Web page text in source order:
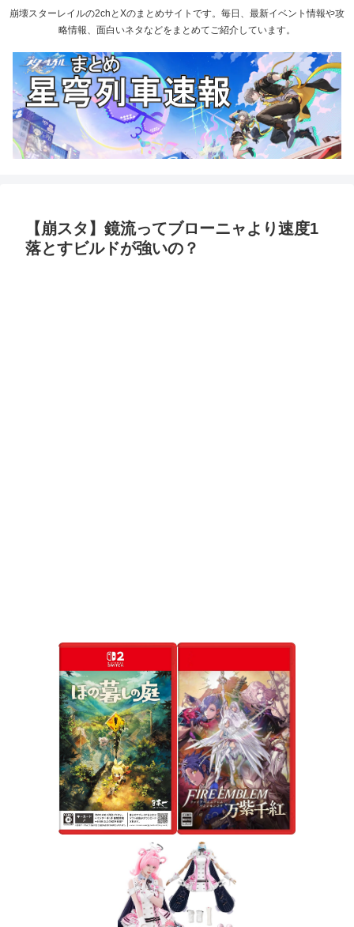
崩壊スターレイルの2chとXのまとめサイトです。毎日、最新イベント情報や攻
略情報、面白いネタなどをまとめてご紹介しています。
【崩スタ】鏡流ってブローニャより速度1
落とすビルドが強いの？